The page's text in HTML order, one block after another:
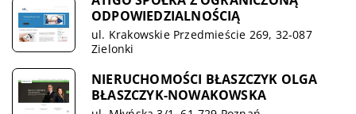
ODPOWIEDZIALNOŚCIĄ
ul. Krakowskie Przedmieście 269, 32-087
Zielonki
NIERUCHOMOŚCI BŁASZCZYK OLGA
BŁASZCZYK-NOWAKOWSKA